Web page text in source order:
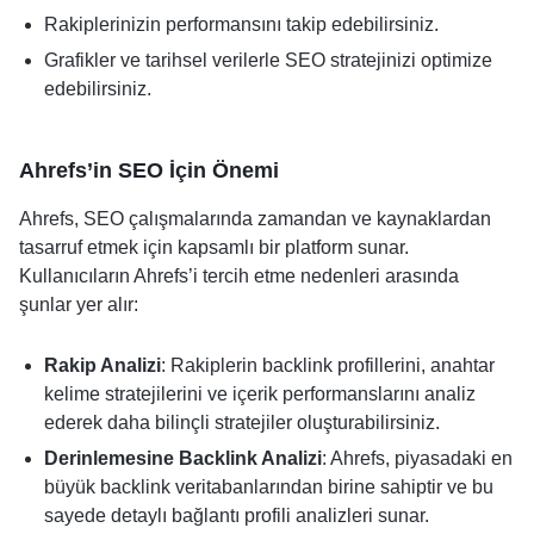
Rakiplerinizin performansını takip edebilirsiniz.
Grafikler ve tarihsel verilerle SEO stratejinizi optimize
edebilirsiniz.
Ahrefs’in SEO İçin Önemi
Ahrefs, SEO çalışmalarında zamandan ve kaynaklardan
tasarruf etmek için kapsamlı bir platform sunar.
Kullanıcıların Ahrefs’i tercih etme nedenleri arasında
şunlar yer alır:
Rakip Analizi: Rakiplerin backlink profillerini, anahtar
kelime stratejilerini ve içerik performanslarını analiz
ederek daha bilinçli stratejiler oluşturabilirsiniz.
Derinlemesine Backlink Analizi: Ahrefs, piyasadaki en
büyük backlink veritabanlarından birine sahiptir ve bu
sayede detaylı bağlantı profili analizleri sunar.